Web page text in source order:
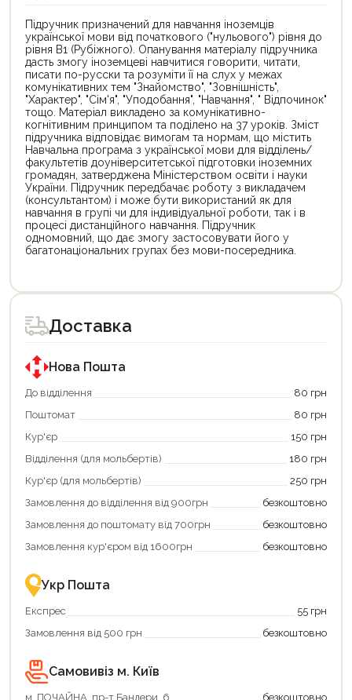
Підручник призначений для навчання іноземців
української мови від початкового ("нульового") рівня до
рівня В1 (Рубіжного). Опанування матеріалу підручника
дасть змогу іноземцеві навчитися говорити, читати,
писати по-русски та розуміти її на слух у межах
комунікативних тем "Знайомство", "Зовнішність",
"Характер", "Сім'я", "Уподобання", "Навчання", " Відпочинок"
тощо. Матеріал викладено за комунікативно-
когнітивним принципом та поділено на 37 уроків. Зміст
підручника відповідає вимогам та нормам, що містить
Навчальна програма з української мови для відділень/
факультетів доуніверситетської підготовки іноземних
громадян, затверджена Міністерством освіти і науки
України. Підручник передбачає роботу з викладачем
(консультантом) і може бути використаний як для
навчання в групі чи для індивідуальної роботи, так і в
процесі дистанційного навчання. Підручник
одномовний, що дає змогу застосовувати його у
багатонаціональних групах без мови-посередника.
товар
для
покупки
державною
програмою
єКнига.
Використовуйте
карту
щоб
зекономити
та
отримати
переваги!
картою
єКнига
–
зручно
та
вигідно!
Доставка
Нова Пошта
До відділення
80 грн
Поштомат
80 грн
Кур'єр
150 грн
Відділення (для мольбертів)
180 грн
Кур'єр (для мольбертів)
250 грн
Замовлення до відділення від 900грн
безкоштовно
Замовлення до поштомату від 700грн
безкоштовно
Замовлення кур'єром від 1600грн
безкоштовно
Укр Пошта
Експрес
55 грн
Замовлення від 500 грн
безкоштовно
Самовивіз м. Київ
м. ПОЧАЙНА, пр-т Бандери, 6 безкоштовно